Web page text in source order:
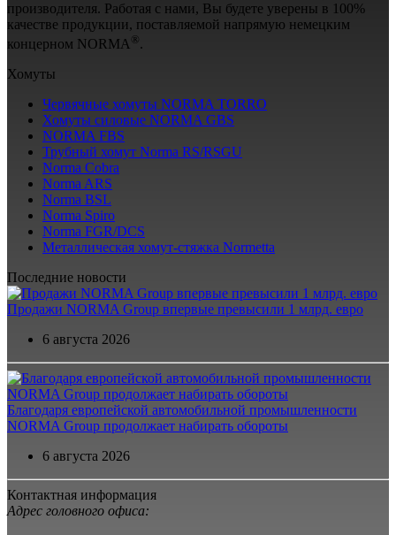
производителя. Работая с нами, Вы будете уверены в 100%
качестве продукции, поставляемой напрямую немецким
концерном NORMA ® .
Хомуты
Червячные хомуты NORMA TORRO
Хомуты силовые NORMA GBS
NORMA FBS
Трубный хомут Norma RS/RSGU
Norma Cobra
Norma ARS
Norma BSL
Norma Spiro
Norma FGR/DCS
Металлическая хомут-стяжка Normetta
Последние новости
Продажи NORMA Group впервые превысили 1 млрд. евро
6 августа 2026
Благодаря европейской автомобильной промышленности
NORMA Group продолжает набирать обороты
6 августа 2026
Контактная информация
Адрес головного офиса: